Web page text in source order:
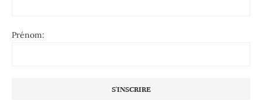
Prénom: